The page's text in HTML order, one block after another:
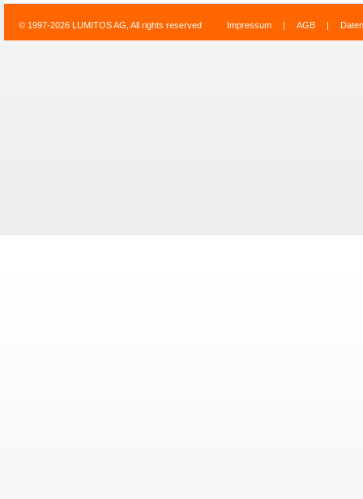
© 1997-2026 LUMITOS AG, All rights reserved Impressum | AGB |